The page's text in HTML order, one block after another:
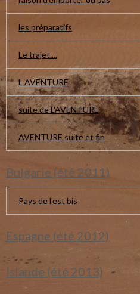
les préparatifs
Le trajet....
L AVENTURE
suite de L'AVENTURE
AVENTURE suite et fin
Bulgarie (été 2011)
Pays de l'est bis
Espagne (été 2012)
Islande (été 2013)